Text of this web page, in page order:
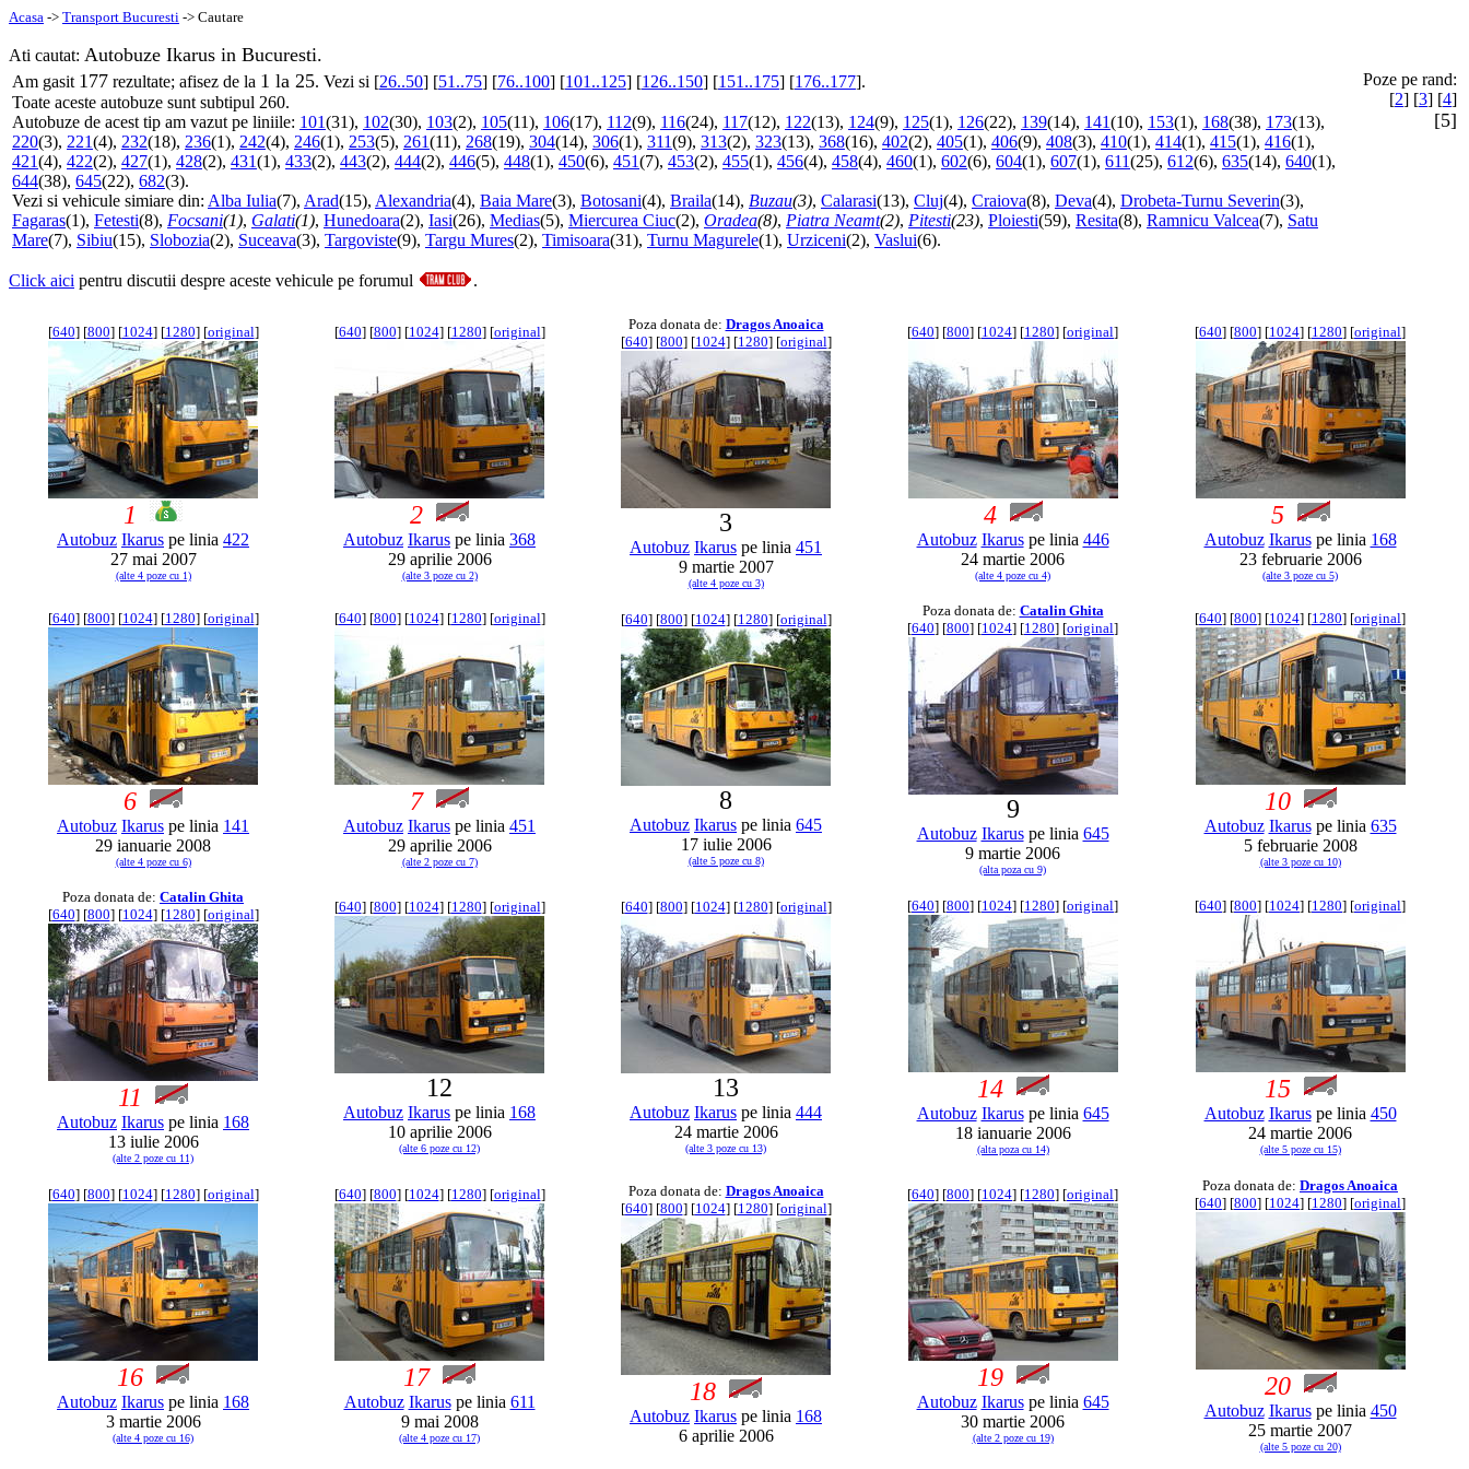
Acasa -> Transport Bucuresti -> Cautare
Ati cautat: Autobuze Ikarus in Bucuresti.
Am gasit 177 rezultate; afisez de la 1 la 25. Vezi si [26..50] [51..75] [76..100] [101..125] [126..150] [151..175] [176..177].
Toate aceste autobuze sunt subtipul 260.
Autobuze de acest tip am vazut pe liniile: 101(31), 102(30), 103(2), 105(11), 106(17), 112(9), 116(24), 117(12), 122(13), 124(9), 125(1), 126(22), 139(14), 141(10), 153(1), 168(38), 173(13),
220(3), 221(4), 232(18), 236(1), 242(4), 246(1), 253(5), 261(11), 268(19), 304(14), 306(1), 311(9), 313(2), 323(13), 368(16), 402(2), 405(1), 406(9), 408(3), 410(1), 414(1), 415(1), 416(1),
421(4), 422(2), 427(1), 428(2), 431(1), 433(2), 443(2), 444(2), 446(5), 448(1), 450(6), 451(7), 453(2), 455(1), 456(4), 458(4), 460(1), 602(6), 604(1), 607(1), 611(25), 612(6), 635(14), 640(1),
644(38), 645(22), 682(3).
Vezi si vehicule simiare din: Alba Iulia(7), Arad(15), Alexandria(4), Baia Mare(3), Botosani(4), Braila(14), Buzau(3), Calarasi(13), Cluj(4), Craiova(8), Deva(4), Drobeta-Turnu Severin(3),
Fagaras(1), Fetesti(8), Focsani(1), Galati(1), Hunedoara(2), Iasi(26), Medias(5), Miercurea Ciuc(2), Oradea(8), Piatra Neamt(2), Pitesti(23), Ploiesti(59), Resita(8), Ramnicu Valcea(7), Satu
Mare(7), Sibiu(15), Slobozia(2), Suceava(3), Targoviste(9), Targu Mures(2), Timisoara(31), Turnu Magurele(1), Urziceni(2), Vaslui(6).
Poze pe rand:
[2] [3] [4]
[5]
Click aici pentru discutii despre aceste vehicule pe forumul .
[640] [800] [1024] [1280] [original]
1
Autobuz Ikarus pe linia 422
27 mai 2007
(alte 4 poze cu 1)
[640] [800] [1024] [1280] [original]
2
Autobuz Ikarus pe linia 368
29 aprilie 2006
(alte 3 poze cu 2)
Poza donata de: Dragos Anoaica
[640] [800] [1024] [1280] [original]
3
Autobuz Ikarus pe linia 451
9 martie 2007
(alte 4 poze cu 3)
[640] [800] [1024] [1280] [original]
4
Autobuz Ikaruspe linia 446
24 martie 2006
(alte 4 poze cu 4)
[640] [800] [1024] [1280] [original]
5
Autobuz Ikaruspe linia 168
23 februarie 2006
(alte 3 poze cu 5)
[640] [800] [1024] [1280] [original]
6
Autobuz Ikarus pe linia 141
29 ianuarie 2008
(alte 4 poze cu 6)
[640] [800] [1024] [1280] [original]
7
Autobuz Ikarus pe linia 451
29 aprilie 2006
(alte 2 poze cu 7)
[640] [800] [1024] [1280] [original]
8
Autobuz Ikarus pe linia 645
17 iulie 2006
(alte 5 poze cu 8)
Poza donata de: Catalin Ghita
[640] [800] [1024] [1280] [original]
9
Autobuz Ikaruspe linia 645
9 martie 2006
(alta poza cu 9)
[640] [800] [1024] [1280] [original]
10
Autobuz Ikaruspe linia 635
5 februarie 2008
(alte 3 poze cu 10)
Poza donata de: Catalin Ghita
[640] [800] [1024] [1280] [original]
11
Autobuz Ikarus pe linia 168
13 iulie 2006
(alte 2 poze cu 11)
[640] [800] [1024] [1280] [original]
12
Autobuz Ikarus pe linia 168
10 aprilie 2006
(alte 6 poze cu 12)
[640] [800] [1024] [1280] [original]
13
Autobuz Ikarus pe linia 444
24 martie 2006
(alte 3 poze cu 13)
[640] [800] [1024] [1280] [original]
14
Autobuz Ikaruspe linia 645
18 ianuarie 2006
(alta poza cu 14)
[640] [800] [1024] [1280] [original]
15
Autobuz Ikaruspe linia 450
24 martie 2006
(alte 5 poze cu 15)
[640] [800] [1024] [1280] [original]
16
Autobuz Ikarus pe linia 168
3 martie 2006
(alte 4 poze cu 16)
[640] [800] [1024] [1280] [original]
17
Autobuz Ikaruspe linia 611
9 mai 2008
(alte 4 poze cu 17)
Poza donata de: Dragos Anoaica
[640] [800] [1024] [1280] [original]
18
Autobuz Ikarus pe linia 168
6 aprilie 2006
[640] [800] [1024] [1280] [original]
19
Autobuz Ikaruspe linia 645
30 martie 2006
(alte 2 poze cu 19)
Poza donata de: Dragos Anoaica
[640] [800] [1024] [1280] [original]
20
Autobuz Ikaruspe linia 450
25 martie 2007
(alte 5 poze cu 20)